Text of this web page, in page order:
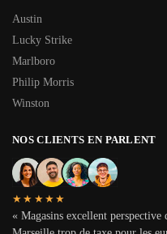
Austin
Lucky Strike
Marlboro
Philip Morris
Winston
NOS CLIENTS EN PARLENT
★★★★★
« Magasins excellent